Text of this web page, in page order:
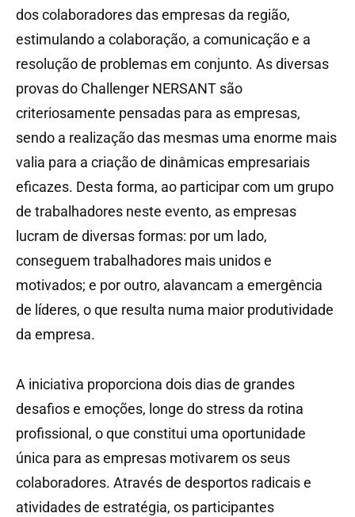
dos colaboradores das empresas da região,
estimulando a colaboração, a comunicação e a
resolução de problemas em conjunto. As diversas
provas do Challenger NERSANT são
criteriosamente pensadas para as empresas,
sendo a realização das mesmas uma enorme mais
valia para a criação de dinâmicas empresariais
eficazes. Desta forma, ao participar com um grupo
de trabalhadores neste evento, as empresas
lucram de diversas formas: por um lado,
conseguem trabalhadores mais unidos e
motivados; e por outro, alavancam a emergência
de líderes, o que resulta numa maior produtividade
da empresa.
A iniciativa proporciona dois dias de grandes
desafios e emoções, longe do stress da rotina
profissional, o que constitui uma oportunidade
única para as empresas motivarem os seus
colaboradores. Através de desportos radicais e
atividades de estratégia, os participantes